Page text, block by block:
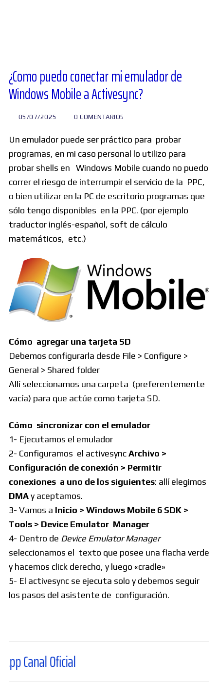
Foros
Buscar:
¿Como puedo conectar mi emulador de
Windows Mobile a Activesync?
05/07/2025 0 COMENTARIOS
Un emulador puede ser práctico para probar
programas, en mi caso personal lo utilizo para
probar shells en Windows Mobile cuando no puedo
correr el riesgo de interrumpir el servicio de la PPC,
o bien utilizar en la PC de escritorio programas que
sólo tengo disponibles en la PPC. (por ejemplo
traductor inglés-español, soft de cálculo
matemáticos, etc.)
Cómo agregar una tarjeta SD
Debemos configurarla desde File > Configure >
General > Shared folder
Allí seleccionamos una carpeta (preferentemente
vacía) para que actúe como tarjeta SD.
Cómo sincronizar con el emulador
1- Ejecutamos el emulador
2- Configuramos el activesyncArchivo >
Configuración de conexión > Permitir
conexiones a uno de los siguientes: allí elegimos
DMAy aceptamos.
3- Vamos a Inicio > Windows Mobile 6 SDK >
Tools > Device Emulator Manager
4- Dentro de Device Emulator Manager
seleccionamos el texto que posee una flacha verde
y hacemos click derecho, y luego «cradle»
5- El activesync se ejecuta solo y debemos seguir
los pasos del asistente de configuración.
Oficial